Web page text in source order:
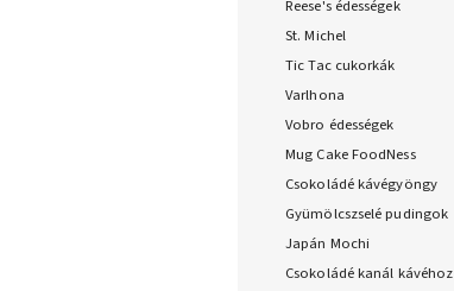
Reese's édességek
St. Michel
Tic Tac cukorkák
Varlhona
Vobro édességek
Mug Cake FoodNess
Csokoládé kávégyöngy
Gyümölcszselé pudingok
Japán Mochi
Csokoládé kanál kávéhoz